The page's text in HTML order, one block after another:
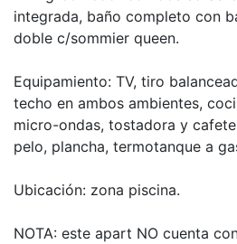
integrada, baño completo con
doble c/sommier queen.
Equipamiento: TV, tiro
techo en ambos ambientes,
micro-ondas, tostadora y
pelo, plancha, termotanque a
Ubicación: zona piscina.
NOTA: este apart NO cuenta